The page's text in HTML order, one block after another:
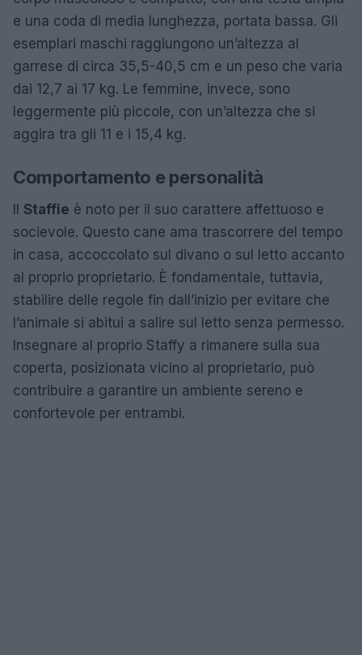
e una coda di media lunghezza, portata bassa. Gli
esemplari maschi raggiungono un’altezza al
garrese di circa 35,5-40,5 cm e un peso che varia
dai 12,7 ai 17 kg. Le femmine, invece, sono
leggermente più piccole, con un’altezza che si
aggira tra gli 11 e i 15,4 kg.
Comportamento e personalità
Il Staffie è noto per il suo carattere affettuoso e
socievole. Questo cane ama trascorrere del tempo
in casa, accoccolato sul divano o sul letto accanto
al proprio proprietario. È fondamentale, tuttavia,
stabilire delle regole fin dall’inizio per evitare che
l’animale si abitui a salire sul letto senza permesso.
Insegnare al proprio Staffy a rimanere sulla sua
coperta, posizionata vicino al proprietario, può
contribuire a garantire un ambiente sereno e
confortevole per entrambi.